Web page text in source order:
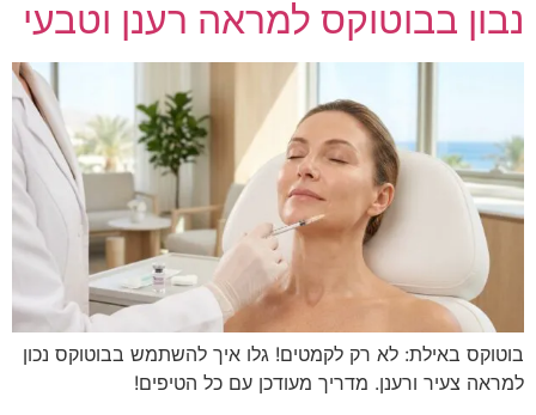
נבון בבוטוקס למראה רענן וטבעי
בוטוקס באילת: לא רק לקמטים! גלו איך להשתמש בבוטוקס נכון
למראה צעיר ורענן. מדריך מעודכן עם כל הטיפים!